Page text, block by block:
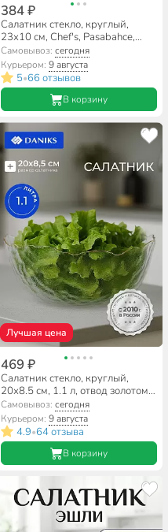
384 ₽
Салатник стекло, круглый,
23х10 см, Chef's, Pasabahce,
53583SLB
Самовывоз: сегодня
Курьером: 9 августа
5•66 отзывов
В корзину
Лучшая цена
469 ₽
Салатник стекло, круглый,
20х8.5 см, 1.1 л, отвод золотом,
Алмаз, Daniks, B150105/Y4-
9204
Самовывоз: сегодня
Курьером: 9 августа
4.9•64 отзыва
В корзину